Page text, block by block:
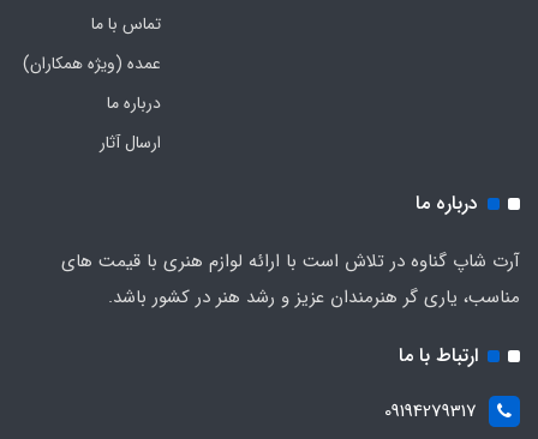
تماس با ما
عمده (ویژه همکاران)
درباره ما
ارسال آثار
درباره ما
آرت شاپ گناوه در تلاش است با ارائه لوازم هنری با قیمت های
مناسب، یاری گر هنرمندان عزیز و رشد هنر در کشور باشد.
ارتباط با ما
09194279317